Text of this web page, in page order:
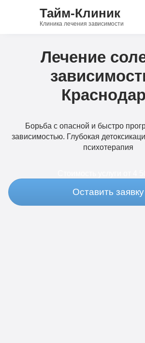
Тайм-Клиник
Клиника лечения зависимости
Лечение
Борьба с опасной и быстро
зависимостью. Глубокая
психотерапия
Оставить заявку